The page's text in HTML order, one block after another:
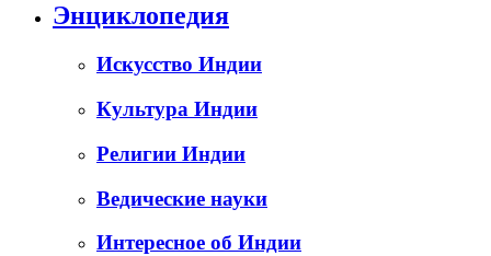
Энциклопедия
Искусство Индии
Культура Индии
Религии Индии
Ведические науки
Интересное об Индии